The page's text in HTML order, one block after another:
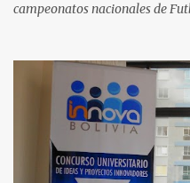
campeonatos nacionales de